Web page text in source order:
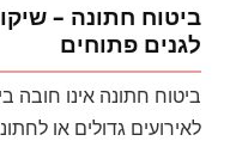
ביטוח חתונה –
לגנים פתוחים
ביטוח חתונה אינו חובה
לאירועים גדולים או